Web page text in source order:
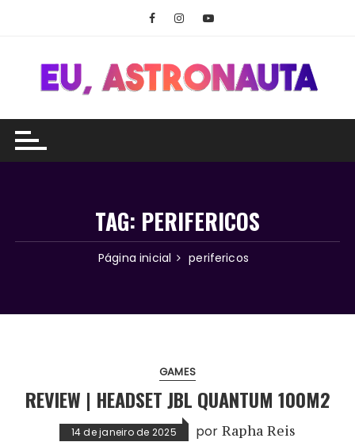
conteúdo
TAG: PERIFERICOS
Página inicial perifericos
GAMES
REVIEW | HEADSET JBL QUANTUM 100M2
14 de janeiro de 2025 por Rapha Reis